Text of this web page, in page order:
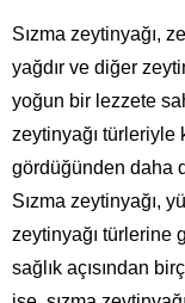
Sızma zeytinyağı,
yağdır ve diğer
yoğun bir lezzete
zeytinyağı türleriyle
gördüğünden daha
Sızma zeytinyağı,
zeytinyağı türlerine
sağlık açısından